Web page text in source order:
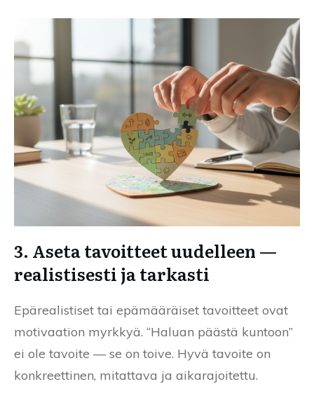
3. Aseta tavoitteet uudelleen —
realistisesti ja tarkasti
Epärealistiset tai epämääräiset tavoitteet ovat
motivaation myrkkyä. “Haluan päästä kuntoon”
ei ole tavoite — se on toive. Hyvä tavoite on
konkreettinen, mitattava ja aikarajoitettu.